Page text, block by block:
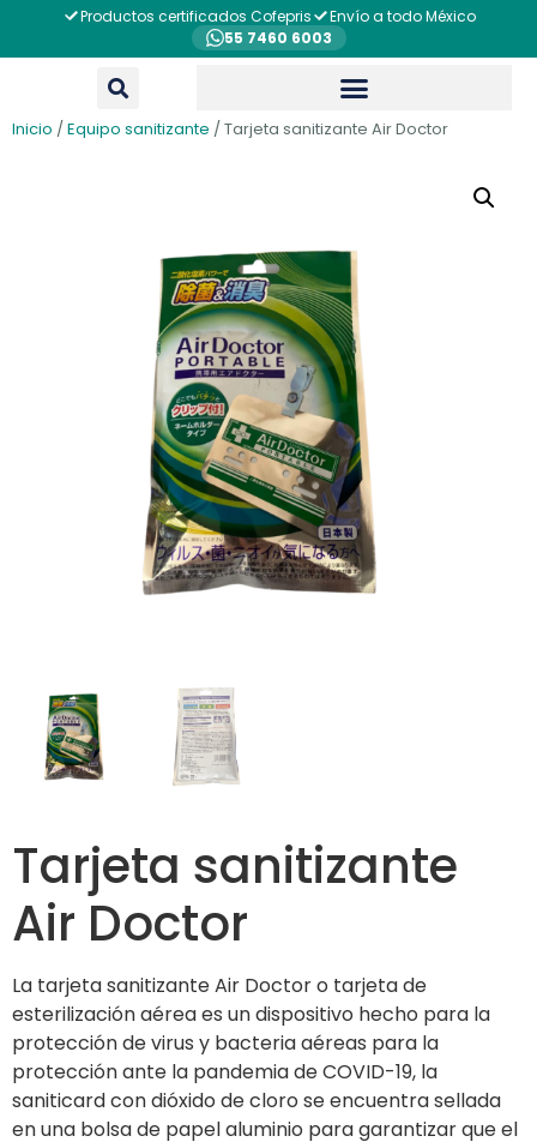
Productos certificados Cofepris
Envío a todo México
55 7460 6003
Inicio /Equipo sanitizante / Tarjeta sanitizante Air Doctor
Tarjeta sanitizante
Air Doctor
La tarjeta sanitizante Air Doctor o tarjeta de
esterilización aérea es un dispositivo hecho para la
protección de virus y bacteria aéreas para la
protección ante la pandemia de COVID-19, la
saniticard con dióxido de cloro se encuentra sellada
en una bolsa de papel aluminio para garantizar que el